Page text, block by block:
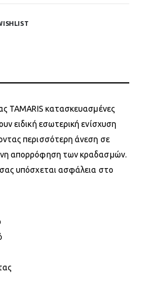
TAMARIS κατασκευασμένες
ειδική εσωτερική ενίσχυση
περισσότερη άνεση σε
απορρόφηση των κραδασμών.
υπόσχεται ασφάλεια στο